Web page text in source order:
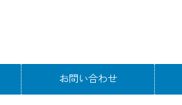
お問い合わせ